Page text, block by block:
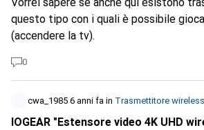
questo tipo con i quali è possibile
(accendere la tv).
0
cwa_1985 6 anni fa in Trasmettitore wireless
IOGEAR "Estensore video 4K UHD